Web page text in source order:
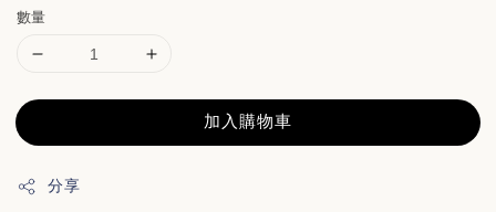
數量
加入購物車
分享